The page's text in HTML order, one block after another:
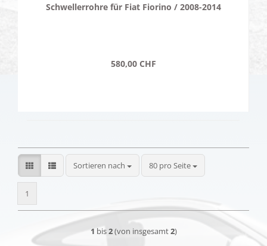
Schwellerrohre für Fiat Fiorino / 2008-2014
580,00 CHF
Sortieren nach
Sortieren nach 80 pro Seite
pro Seite
1
1 bis2(von insgesamt2)